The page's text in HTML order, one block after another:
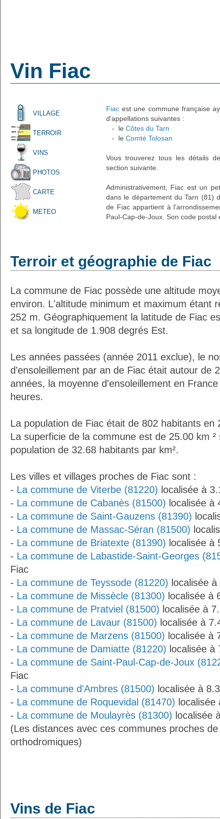
Vin Fiac
VILLAGE
TERROIR
VINS
PHOTOS
CARTE
METEO
Fiac est une commune française
d'appellations suivantes :
- le Côtes du Tarn
- le Comté Tolosan
Vous trouverez tous les détails
section suivante.
Administrativement, Fiac est un
dans le département du Tarn (81)
de Fiac appartient à
Paul-Cap-de-Joux. Son code postal
Terroir et géographie de Fiac
La commune de Fiac possède une altitude
environ. L'altitude minimum et maximum étant
252 m. Géographiquement la latitude de Fiac
et sa longitude de 1.908 degrés Est.
Les années passées (année 2011 exclue), le
d'ensoleillement par an de Fiac était autour de
années, la moyenne d'ensoleillement en
heures.
La population de Fiac était de 802 habitants en
La superficie de la commune est de 25.00 km
population de 32.68 habitants par km².
Les villes et villages proches de Fiac sont :
- La commune de Viterbe (81220) localisée à
- La commune de Cabanès (81500) localisée à
- La commune de Saint-Gauzens (81390)
- La commune de Massac-Séran (81500)
- La commune de Briatexte (81390) localisée à
- La commune de Labastide-Saint-Georges
Fiac
- La commune de Teyssode (81220) localisée
- La commune de Missècle (81300) localisée à
- La commune de Pratviel (81500) localisée à
- La commune de Lavaur (81500) localisée à
- La commune de Marzens (81500) localisée à
- La commune de Damiatte (81220) localisée à
- La commune de Saint-Paul-Cap-de-Joux
Fiac
- La commune d'Ambres (81500) localisée à
- La commune de Roquevidal (81470)
- La commune de Moulayrès (81300) localisée
(Les distances avec ces communes proches
orthodromiques)
Vins de Fiac